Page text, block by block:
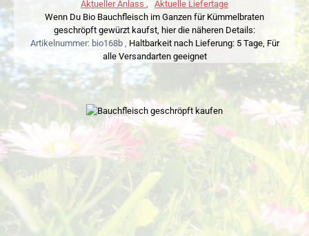
Aktueller Anlass
Aktuelle Liefertage
Wenn Du Bio Bauchfleisch im Ganzen für Kümmelbraten
geschröpft gewürzt kaufst, hier die näheren Details:
Artikelnummer: bio168b , Haltbarkeit nach Lieferung: 5 Tage, Für
alle Versandarten geeignet
Bildergalerie überspringen